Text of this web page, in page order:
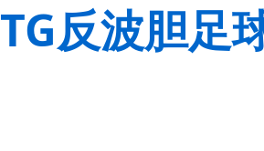
TG反波胆足